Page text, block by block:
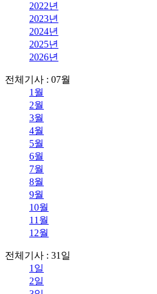
2022년
2023년
2024년
2025년
2026년
전체기사 : 07월
1월
2월
3월
4월
5월
6월
7월
8월
9월
10월
11월
12월
전체기사 : 31일
1일
2일